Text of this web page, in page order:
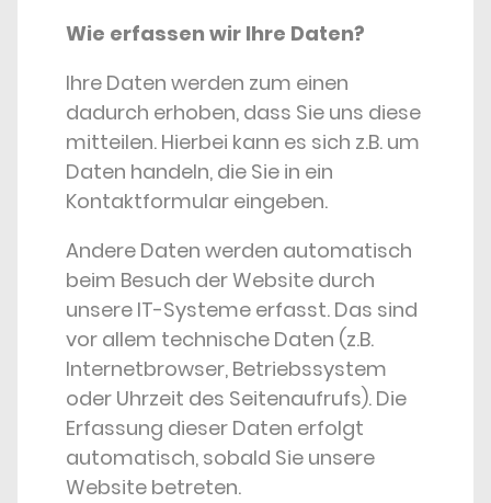
Wie erfassen wir Ihre Daten?
Ihre Daten werden zum einen
dadurch erhoben, dass Sie uns diese
mitteilen. Hierbei kann es sich z.B. um
Daten handeln, die Sie in ein
Kontaktformular eingeben.
Andere Daten werden automatisch
beim Besuch der Website durch
unsere IT-Systeme erfasst. Das sind
vor allem technische Daten (z.B.
Internetbrowser, Betriebssystem
oder Uhrzeit des Seitenaufrufs). Die
Erfassung dieser Daten erfolgt
automatisch, sobald Sie unsere
Website betreten.